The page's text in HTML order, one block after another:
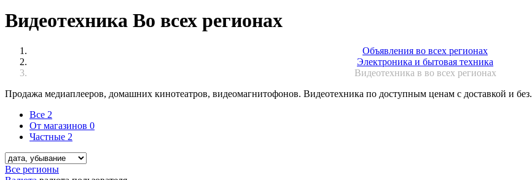
Видеотехника Во всех регионах
Объявления во всех регионах
Электроника и бытовая техника
Видеотехника в во всех регионах
Продажа медиаплееров, домашних кинотеатров, видеомагнитофонов. Видеотехника по доступным ценам с доставкой и без.
Все 2
От магазинов 0
Частные 2
Все регионы